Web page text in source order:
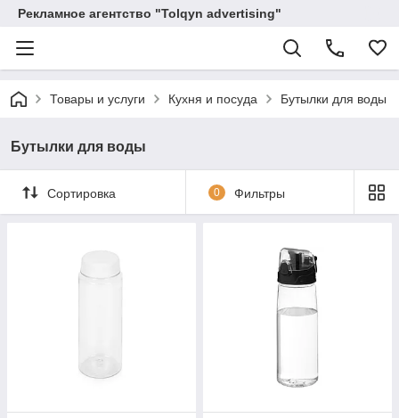
Рекламное агентство "Tolqyn advertising"
Товары и услуги Кухня и посуда Бутылки для воды
Бутылки для воды
Сортировка 0 Фильтры